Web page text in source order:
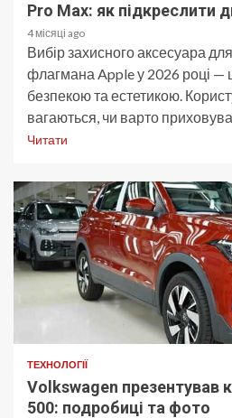
Pro Max: як підкреслити
4 місяці ago
Вибір захисного аксесуара
флагмана Apple у 2026 році —
безпекою та естетикою.
вагаються, чи варто
Читати
ТЕХНОЛОГІЇ
Volkswagen презентував
500: подробиці та фото